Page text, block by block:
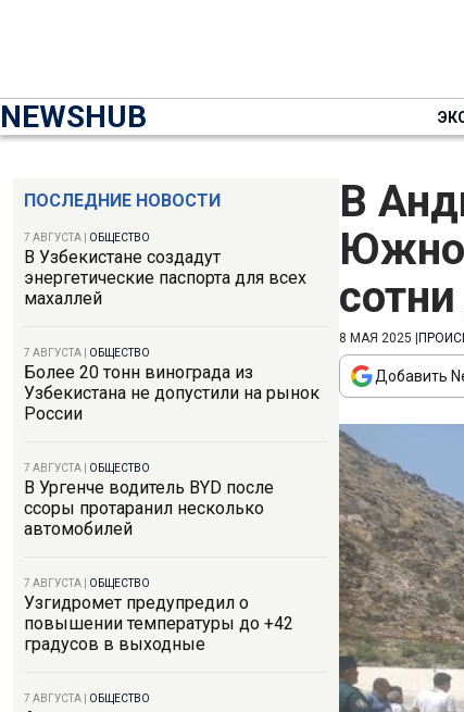
NEWSHUB
ПОСЛЕДНИЕ НОВОСТИ
7 АВГУСТА ОБЩЕСТВО
В Узбекистане создадут
энергетические паспорта для всех
махаллей
7 АВГУСТА ОБЩЕСТВО
Более 20 тонн винограда из
Узбекистана не допустили на рынок
России
7 АВГУСТА ОБЩЕСТВО
В Ургенче водитель BYD после
ссоры протаранил несколько
автомобилей
7 АВГУСТА ОБЩЕСТВО
Узгидромет предупредил о
повышении температуры до +42
градусов в выходные
7 АВГУСТА ОБЩЕСТВО
В
8 МАЯ 2025
Добавить